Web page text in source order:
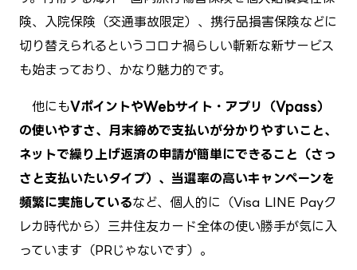
険、入院保険（交通事故限定）、携行品損害保険などに
切り替えられるというコロナ禍らしい斬新な新サービス
も始まっており、かなり魅力的です。
他にもVポイントやWebサイト・アプリ（Vpass）
の使いやすさ、月末締めで支払いが分かりやすいこと、
ネットで繰り上げ返済の申請が簡単にできること（さっ
さと支払いたいタイプ）、当選率の高いキャンペーンを
頻繁に実施しているなど、個人的に（Visa LINE Payク
レカ時代から）三井住友カード全体の使い勝手が気に入
っています（PRじゃないです）。